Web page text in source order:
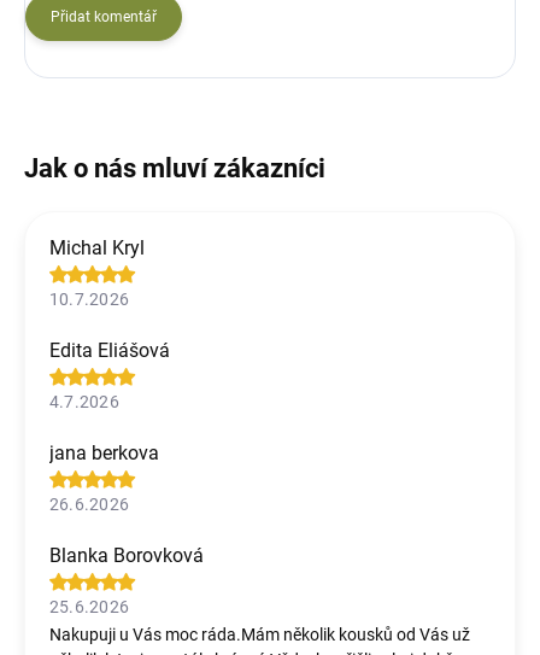
Přidat komentář
Michal Kryl
10.7.2026
Edita Eliášová
4.7.2026
jana berkova
26.6.2026
Blanka Borovková
25.6.2026
Nakupuji u Vás moc ráda.Mám několik kousků od Vás už